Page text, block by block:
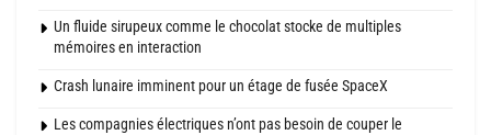
Un fluide sirupeux comme le chocolat stocke de multiples
mémoires en interaction
Crash lunaire imminent pour un étage de fusée SpaceX
Les compagnies électriques n’ont pas besoin de couper le